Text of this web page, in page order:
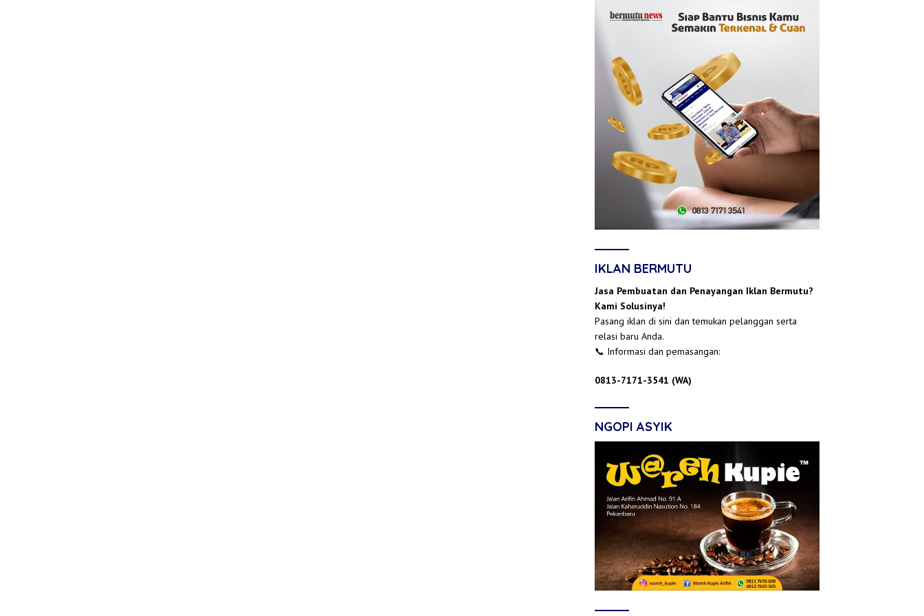
IKLAN BERMUTU
Jasa Pembuatan dan Penayangan Iklan Bermutu?
Kami Solusinya!
Pasang iklan di sini dan temukan pelanggan serta
relasi baru Anda.
📞 Informasi dan pemasangan:
0813-7171-3541 (WA)
NGOPI ASYIK